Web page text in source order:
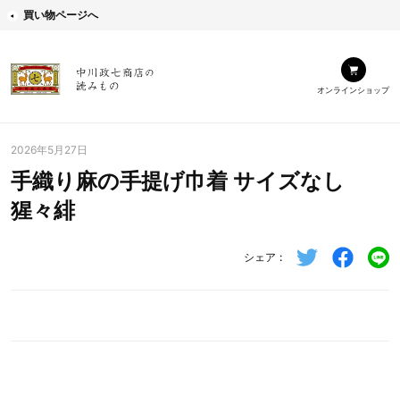
買い物ページへ
オンラインショップ
2026年5月27日
手織り麻の手提げ巾着 サイズなし
猩々緋
シェア